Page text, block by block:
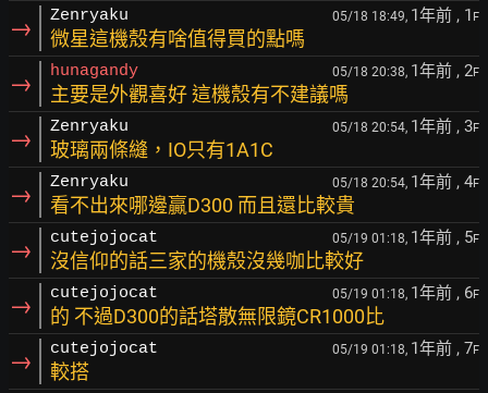
→ Zenryaku 05/18 18:49, 1年前 , 1 F
微星這機殼有啥值得買的點嗎
→ hunagandy 05/18 20:38, 1年前 , 2F
主要是外觀喜好 這機殼有不建議嗎
→ Zenryaku 05/18 20:54, 1年前 , 3F
玻璃兩條縫，IO只有1A1C
→ Zenryaku 05/18 20:54, 1年前 , 4F
看不出來哪邊贏D300 而且還比較貴
→ cutejojocat 05/19 01:18, 1年前 , 5F
沒信仰的話三家的機殼沒幾咖比較好
→ cutejojocat 05/19 01:18, 1年前 , 6F
的 不過D300的話塔散無限鏡CR1000比
→ cutejojocat 05/19 01:18, 1年前 , 7F
較搭